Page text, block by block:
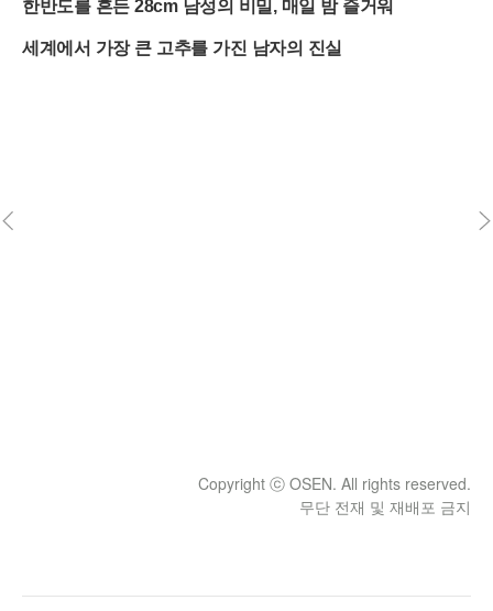
Copyright ⓒ OSEN. All rights reserved.
무단 전재 및 재배포 금지